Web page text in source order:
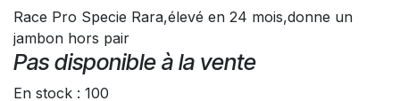
Race Pro Specie Rara,élevé en 24 mois,donne un
jambon hors pair
Pas disponible à la vente
En stock : 100